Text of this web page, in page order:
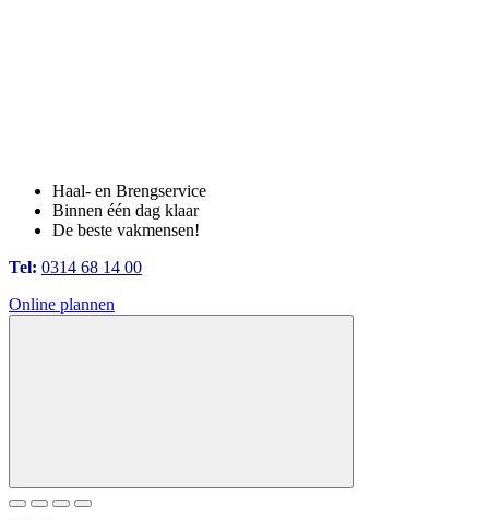
Haal- en Brengservice
Binnen één dag klaar
De beste vakmensen!
Tel: 0314 68 14 00
Online plannen